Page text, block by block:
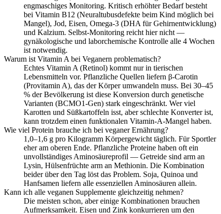
engmaschiges Monitoring. Kritisch erhöhter Bedarf besteht
bei Vitamin B12 (Neuraltubusdefekte beim Kind möglich bei
Mangel), Jod, Eisen, Omega-3 (DHA für Gehirnentwicklung)
und Kalzium. Selbst-Monitoring reicht hier nicht —
gynäkologische und laborchemische Kontrolle alle 4 Wochen
ist notwendig.
Warum ist Vitamin A bei Veganern problematisch?
Echtes Vitamin A (Retinol) kommt nur in tierischen
Lebensmitteln vor. Pflanzliche Quellen liefern β-Carotin
(Provitamin A), das der Körper umwandeln muss. Bei 30–45
% der Bevölkerung ist diese Konversion durch genetische
Varianten (BCMO1-Gen) stark eingeschränkt. Wer viel
Karotten und Süßkartoffeln isst, aber schlechte Konverter ist,
kann trotzdem einen funktionalen Vitamin-A-Mangel haben.
Wie viel Protein brauche ich bei veganer Ernährung?
1,0–1,6 g pro Kilogramm Körpergewicht täglich. Für Sportler
eher am oberen Ende. Pflanzliche Proteine haben oft ein
unvollständiges Aminosäureprofil — Getreide sind arm an
Lysin, Hülsenfrüchte arm an Methionin. Die Kombination
beider über den Tag löst das Problem. Soja, Quinoa und
Hanfsamen liefern alle essenziellen Aminosäuren allein.
Kann ich alle veganen Supplemente gleichzeitig nehmen?
Die meisten schon, aber einige Kombinationen brauchen
Aufmerksamkeit. Eisen und Zink konkurrieren um den